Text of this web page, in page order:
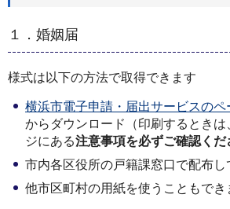
１．婚姻届
様式は以下の方法で取得できます
横浜市電子申請・届出サービスのペ
からダウンロード（印刷するとき
ジにある注意事項を必ずご確認くだ
市内各区役所の戸籍課窓口で配布し
他市区町村の用紙を使うこともでき